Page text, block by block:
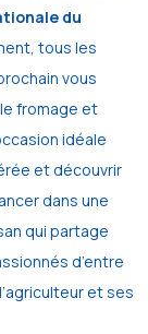
du
tous les
vous
fromage et
idéale
et découvrir
dans une
qui partage
d’entre
et ses